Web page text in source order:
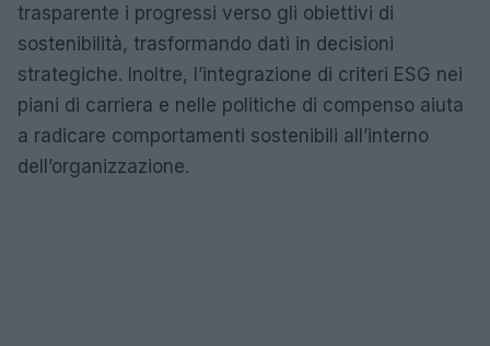
trasparente i progressi verso gli obiettivi di
sostenibilità, trasformando dati in decisioni
strategiche. Inoltre, l’integrazione di criteri ESG nei
piani di carriera e nelle politiche di compenso aiuta
a radicare comportamenti sostenibili all’interno
dell’organizzazione.